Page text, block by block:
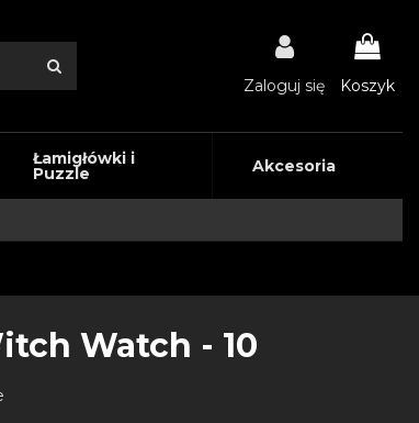
Zaloguj się Koszyk
Łamigłówki i
Puzzle Akcesoria
Watch - 10